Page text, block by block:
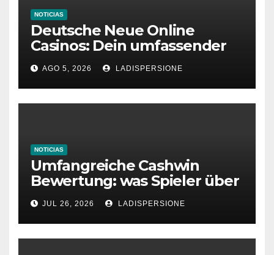
NOTICIAS
Deutsche Neue Online
Casinos: Dein umfassender
Ratgeber für moderne
Glücksspielplattformen
AGO 5, 2026 LADISPERSIONE
NOTICIAS
Umfangreiche Cashwin
Bewertung: was Spieler über
dieses Casino denken
JUL 26, 2026 LADISPERSIONE